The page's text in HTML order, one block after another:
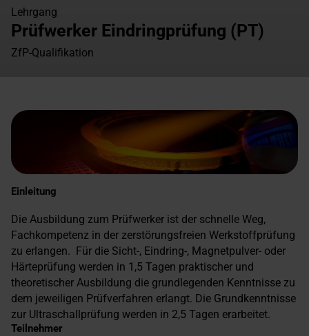
Lehrgang
Prüfwerker Eindringprüfung (PT)
ZfP-Qualifikation
Einleitung
Die Ausbildung zum Prüfwerker ist der schnelle Weg,
Fachkompetenz in der zerstörungsfreien Werkstoffprüfung
zu erlangen. Für die Sicht-, Eindring-, Magnetpulver- oder
Härteprüfung werden in 1,5 Tagen praktischer und
theoretischer Ausbildung die grundlegenden Kenntnisse zu
dem jeweiligen Prüfverfahren erlangt. Die Grundkenntnisse
zur Ultraschallprüfung werden in 2,5 Tagen erarbeitet.
Teilnehmer